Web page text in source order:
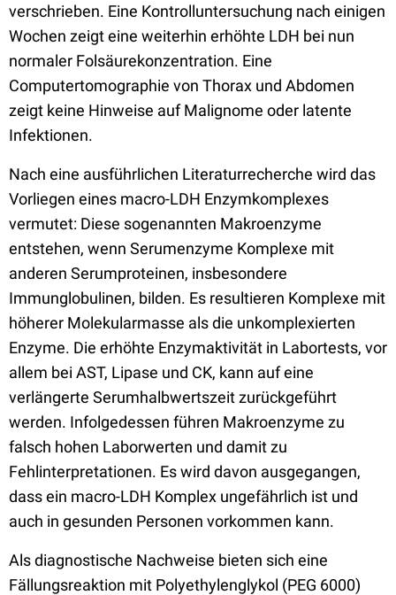
verschrieben. Eine Kontrolluntersuchung nach einigen
Wochen zeigt eine weiterhin erhöhte LDH bei nun
normaler Folsäurekonzentration. Eine
Computertomographie von Thorax und Abdomen
zeigt keine Hinweise auf Malignome oder latente
Infektionen.
Nach eine ausführlichen Literaturrecherche wird das
Vorliegen eines macro-LDH Enzymkomplexes
vermutet: Diese sogenannten Makroenzyme
entstehen, wenn Serumenzyme Komplexe mit
anderen Serumproteinen, insbesondere
Immunglobulinen, bilden. Es resultieren Komplexe mit
höherer Molekularmasse als die unkomplexierten
Enzyme. Die erhöhte Enzymaktivität in Labortests, vor
allem bei AST, Lipase und CK, kann auf eine
verlängerte Serumhalbwertszeit zurückgeführt
werden. Infolgedessen führen Makroenzyme zu
falsch hohen Laborwerten und damit zu
Fehlinterpretationen. Es wird davon ausgegangen,
dass ein macro-LDH Komplex ungefährlich ist und
auch in gesunden Personen vorkommen kann.
Als diagnostische Nachweise bieten sich eine
Fällungsreaktion mit Polyethylenglykol (PEG 6000)